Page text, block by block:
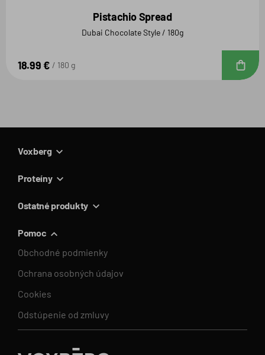
Pistachio Spread
Dubai Chocolate Style / 180g
18.99 € 180 g
Voxberg
Proteíny
Ostatné produkty
Pomoc
Obchodné podmienky
Ochrana osobných údajov
Cookies
Odstúpenie od zmluvy